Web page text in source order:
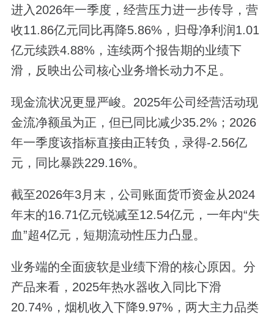
进入2026年一季度，经营压力进一步传导，营
收11.86亿元同比再降5.86%，归母净利润1.01
亿元续跌4.88%，连续两个报告期的业绩下
滑，反映出公司核心业务增长动力不足。
现金流状况更显严峻。2025年公司经营活动现
金流净额虽为正，但已同比减少35.2%；2026
年一季度该指标直接由正转负，录得-2.56亿
元，同比暴跌229.16%。
截至2026年3月末，公司账面货币资金从2024
年末的16.71亿元锐减至12.54亿元，一年内“失
血”超4亿元，短期流动性压力凸显。
业务端的全面疲软是业绩下滑的核心原因。分
产品来看，2025年热水器收入同比下滑
20.74%，烟机收入下降9.97%，两大主力品类